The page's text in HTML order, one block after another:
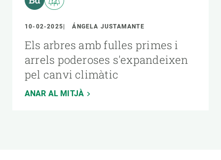
10-02-2025 ÁNGELA JUSTAMANTE
Els arbres amb fulles primes i
arrels poderoses s'expandeixen
pel canvi climàtic
ANAR AL MITJÀ